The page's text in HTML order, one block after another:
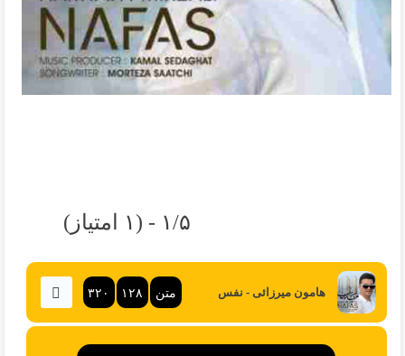
۱/۵ - (۱ امتیاز)
هامون میرزائی - نفس متن ۱۲۸ ۳۲۰